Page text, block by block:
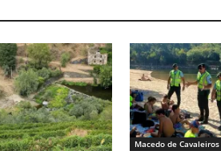
Macedo de Cavaleiros